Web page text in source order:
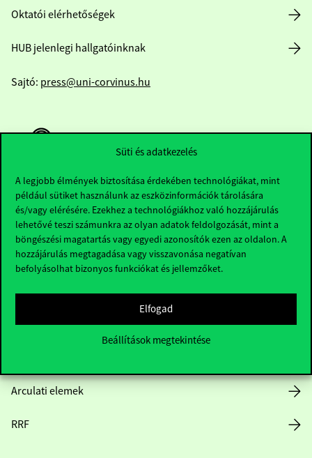
Süti és adatkezelés
A legjobb élmények biztosítása érdekében technológiákat, mint
például sütiket használunk az eszközinformációk tárolására
és/vagy elérésére. Ezekhez a technológiákhoz való hozzájárulás
lehetővé teszi számunkra az olyan adatok feldolgozását, mint a
böngészési magatartás vagy egyedi azonosítók ezen az oldalon. A
hozzájárulás megtagadása vagy visszavonása negatívan
befolyásolhat bizonyos funkciókat és jellemzőket.
Elfogad
Beállítások megtekintése
Oktatói elérhetőségek
HUB jelenlegi hallgatóinknak
Sajtó: press@uni-corvinus.hu
Hasznos linkek
Nyitvatartás
Házirend
Közérdekű adatok
Arculati elemek
RRF